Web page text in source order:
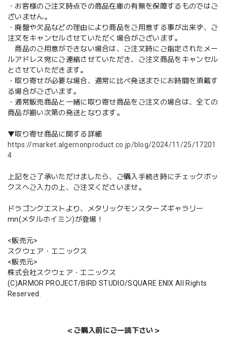
・お客様のご注文時点での商品在庫の有無を保障するものではご
ざいません。
・廃盤や欠品などの理由により商品をご用意する事が出来ず、ご
注文をキャンセルさせていただく場合がございます。
商品のご用意ができない場合は、ご注文時にご指定されたメー
ルアドレス宛にご連絡させていただき、ご注文商品をキャンセル
とさせていただきます。
・取り寄せが必要な場合、通常に比べ発送までにお時間を頂戴す
る場合がございます。
・通常販売商品と一緒に取り寄せ商品をご注文の場合は、全ての
商品が揃い次第の発送となります。
▼取り寄せ商品に関する詳細
https://market.algernonproduct.co.jp/blog/2024/11/25/17201
4
上記をご了承いただけましたら、ご購入手続き時にチェックボッ
クスへご入力の上、ご注文くださいませ。
ドラゴンクエストより、メタリックモンスターズギャラリー
mn(メタルホイミン)が登場！
<販売元>
スクウェア・エニックス
<販売元>
株式会社スクウェア・エニックス
(C)ARMOR PROJECT/BIRD STUDIO/SQUARE ENIX All Rights
Reserved.
＜ご購入前にご一読下さい＞